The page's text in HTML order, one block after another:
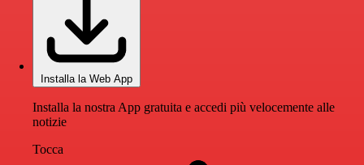
Installa la Web App
Installa la nostra App gratuita e accedi più velocemente alle
notizie
Tocca